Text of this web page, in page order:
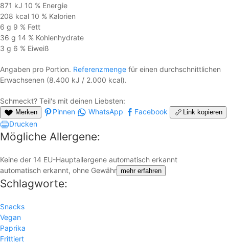
871 kJ 10 % Energie
208 kcal 10 % Kalorien
6 g 9 % Fett
36 g 14 % Kohlen­hydrate
3 g 6 % Eiweiß
Angaben pro Portion. Referenzmenge für einen durchschnittlichen
Erwachsenen (8.400 kJ / 2.000 kcal).
Schmeckt? Teil's mit deinen Liebsten:
Merken Pinnen WhatsApp Facebook Link kopieren
Drucken
Mögliche Allergene:
Keine der 14 EU-Hauptallergene automatisch erkannt
automatisch erkannt, ohne Gewähr mehr erfahren
Schlagworte:
Snacks
Vegan
Paprika
Frittiert